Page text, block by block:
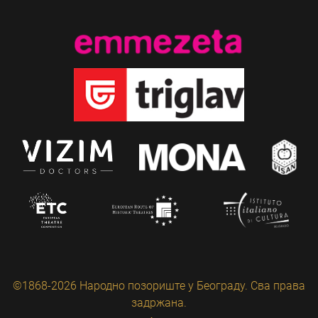
©1868-2026 Народно позориште у Београду. Сва права
задржана.